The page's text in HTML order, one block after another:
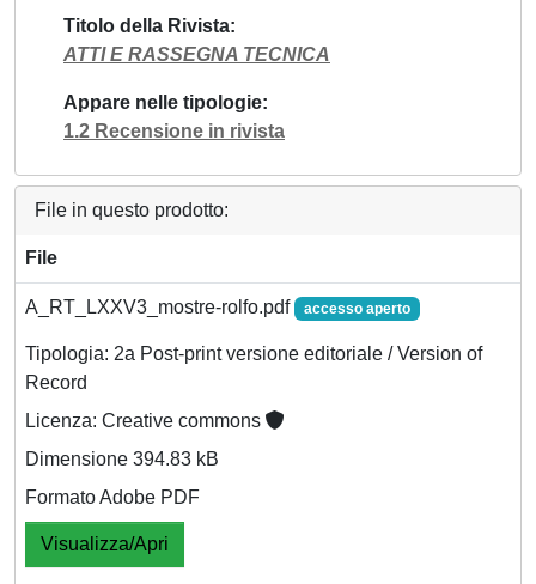
Titolo della Rivista
ATTI E RASSEGNA TECNICA
Appare nelle tipologie
1.2 Recensione in rivista
File in questo prodotto:
File
A_RT_LXXV3_mostre-rolfo.pdf accesso aperto
Tipologia: 2a Post-print versione editoriale / Version of
Record
Licenza: Creative commons
Dimensione 394.83 kB
Formato Adobe PDF
Visualizza/Apri